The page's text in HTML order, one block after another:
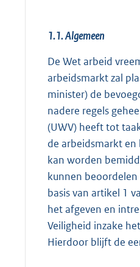
1.1. Algemeen
De Wet arbeid
arbeidsmarkt zal
minister) de
nadere regels
(UWV) heeft tot
de arbeidsmarkt en
kan worden
kunnen
basis van artikel 1
het afgeven en
Veiligheid inzake
Hierdoor blijft de